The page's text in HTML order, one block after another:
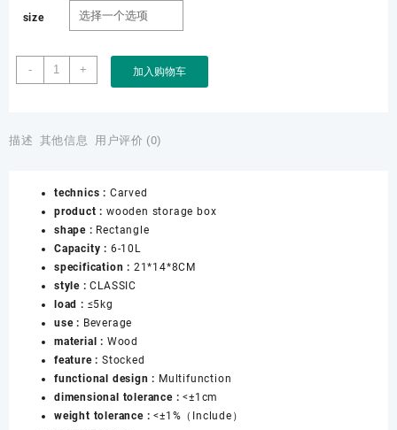
size
-
Custom
Wooden
Boxes
Lock
Cabinet
Wholesale
Wooden
Luxury
Zipper
Display
Storage
Cigar
Box
数
量
+ 加入购物车
描述 其他信息 用户评价 (0)
technics : Carved
product : wooden storage box
shape : Rectangle
Capacity : 6-10L
specification : 21*14*8CM
style :CLASSIC
load : ≤5kg
use : Beverage
material : Wood
feature : Stocked
functional design : Multifunction
dimensional tolerance :<±1cm
weight tolerance :<±1%（Include）